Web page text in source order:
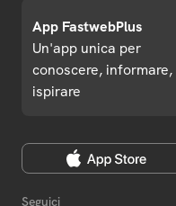
App FastwebPlus
Un'app unica per
conoscere, informare,
ispirare
Seguici